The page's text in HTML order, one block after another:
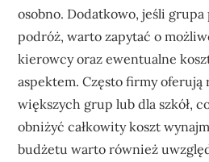
osobno. Dodatkowo, jeśli grupa
podróż, warto zapytać o
kierowcy oraz ewentualne
aspektem. Często firmy oferują
większych grup lub dla szkół,
obniżyć całkowity koszt
budżetu warto również